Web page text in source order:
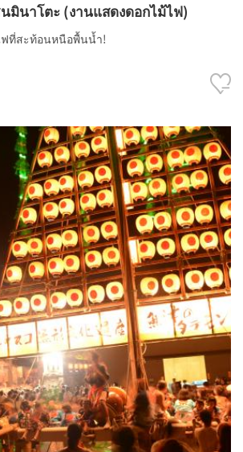
มินาโตะ (งานแสดงดอกไม้ไฟ)
ฟที่สะท้อนหนือพื้นน้ำ!